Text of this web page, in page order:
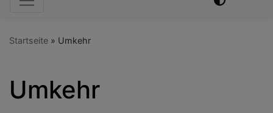
Startseite Umkehr
Umkehr